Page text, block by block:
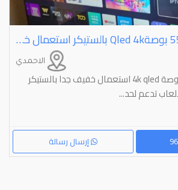
شاشة هايسنس ⁦⁦55⁩⁩ بوصة⁦⁦4k⁩⁩ ⁦⁦qled⁩⁩ بالستيكر استعمال خفيف جدا
الاحمدي
شاشة هايسنس 55 بوصة 4k qled استعمال خفيف جدا بالستيكر
تدعم لحد...
إرسال رسالة